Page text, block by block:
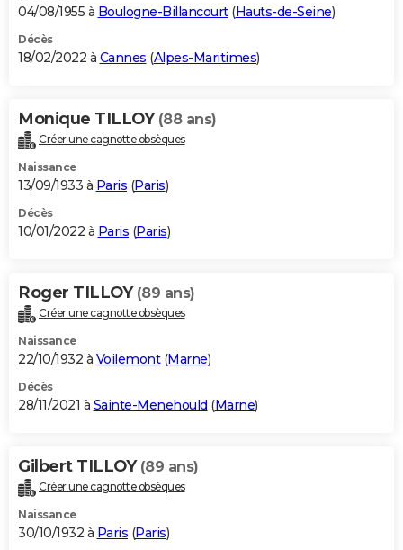
04/08/1955 à Boulogne-Billancourt(Hauts-de-Seine)
Décès
18/02/2022 à Cannes (Alpes-Maritimes)
Monique TILLOY (88 ans)
Créer une cagnotte obsèques
Naissance
13/09/1933 à Paris (Paris)
Décès
10/01/2022 à Paris (Paris)
Roger TILLOY (89 ans)
Créer une cagnotte obsèques
Naissance
22/10/1932 à Voilemont(Marne)
Décès
28/11/2021 à Sainte-Menehould (Marne)
Gilbert TILLOY (89 ans)
Créer une cagnotte obsèques
Naissance
30/10/1932 à Paris (Paris)